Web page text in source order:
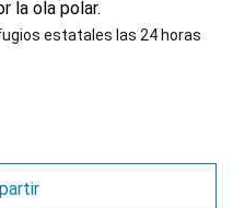
estatales las 24 horas